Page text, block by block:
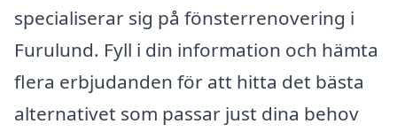
specialiserar sig på fönsterrenovering i
Furulund. Fyll i din information och hämta
flera erbjudanden för att hitta det bästa
alternativet som passar just dina behov